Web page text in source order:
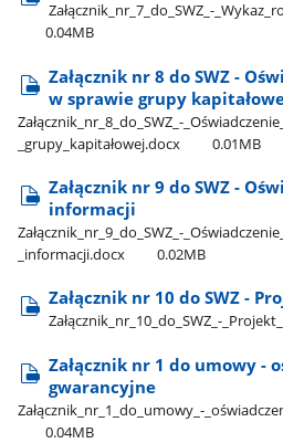
Załącznik​_nr​_7​_do​_SWZ​_-​
0.04MB
Załącznik nr 8 do SWZ -
w sprawie grupy
Załącznik​_nr​_8​_do​_SWZ​_-​
_grupy​_kapitałowej.docx
0.01MB
Załącznik nr 9 do SWZ -
informacji
Załącznik​_nr​_9​_do​_SWZ​_-​
_informacji.docx
0.02MB
Załącznik nr 10 do SWZ -
Załącznik​_nr​_10​_do​_SWZ​_-​
Załącznik nr 1 do umowy -
gwarancyjne
Załącznik​_nr​_1​_do​_umowy​_-​
0.04MB